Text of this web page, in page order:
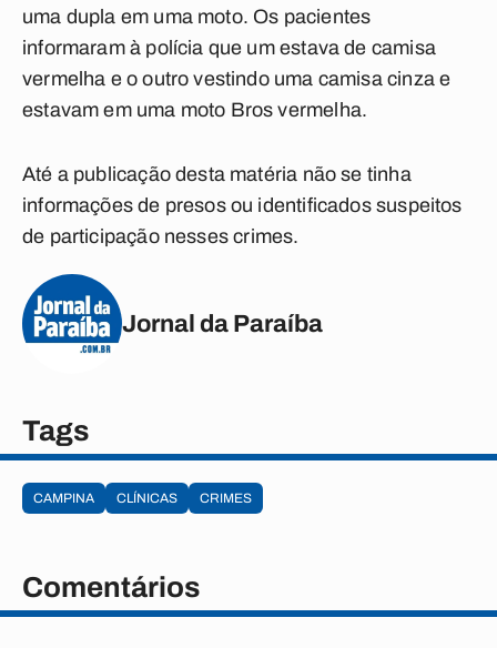
uma dupla em uma moto. Os pacientes
informaram à polícia que um estava de camisa
vermelha e o outro vestindo uma camisa cinza e
estavam em uma moto Bros vermelha.
Até a publicação desta matéria não se tinha
informações de presos ou identificadossuspeitos
de participação nessescrimes.
Jornal da Paraíba
Tags
CAMPINA CLÍNICAS CRIMES
Comentários